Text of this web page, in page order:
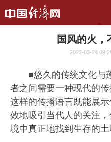
国风的火
2022-03-24
■悠久的传统文化与
者之间需要一种现代的
这样的传播语言既能展
效地吸引当代人的关注
境中真正地找到生存的土